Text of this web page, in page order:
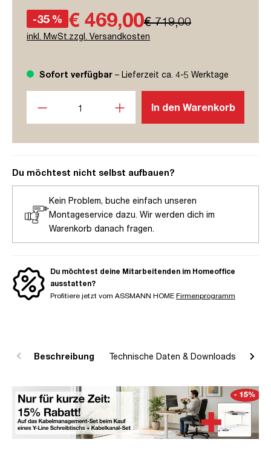
-35 % € 469,00€ 719,00
inkl. MwSt.zzgl. Versandkosten
Sofort verfügbar – Lieferzeit ca. 4-5 Werktage
In den Warenkorb
Du möchtest nicht selbst aufbauen?
Kein Problem, buche einfach unseren
Montageservice dazu. Wir werden dich im
Warenkorb danach fragen.
Du möchtest deine Mitarbeitenden im Homeoffice
ausstatten?
Profitiere jetzt vom ASSMANN HOME Firmenprogramm
Beschreibung Technische Daten & Downloads